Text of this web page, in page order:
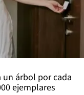
árbol por cada
ejemplares